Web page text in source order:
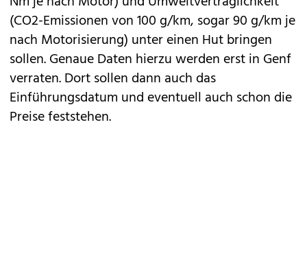
(CO2-Emissionen von 100 g/km, sogar 90 g/km je
nach Motorisierung) unter einen Hut bringen
sollen. Genaue Daten hierzu werden erst in Genf
verraten. Dort sollen dann auch das
Einführungsdatum und eventuell auch schon die
Preise feststehen.